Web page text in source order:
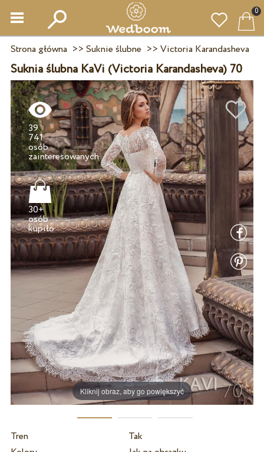
0
Strona główna >> Suknie ślubne >> Victoria Karandasheva
Suknia ślubna KaVi (Victoria Karandasheva) 70
Kliknij obraz, aby go powiększyć
39
741
osób
zainteresowanych
30+
osób
kupiło
Tren
Tak